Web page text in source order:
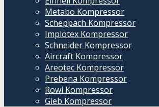
Metabo Kompressor
Scheppach Kompressor
Implotex Kompressor
Schneider Kompressor
Aircraft Kompressor
Areotec Kompressor
Prebena Kompressor
Rowi Kompressor
Gieb Kompressor